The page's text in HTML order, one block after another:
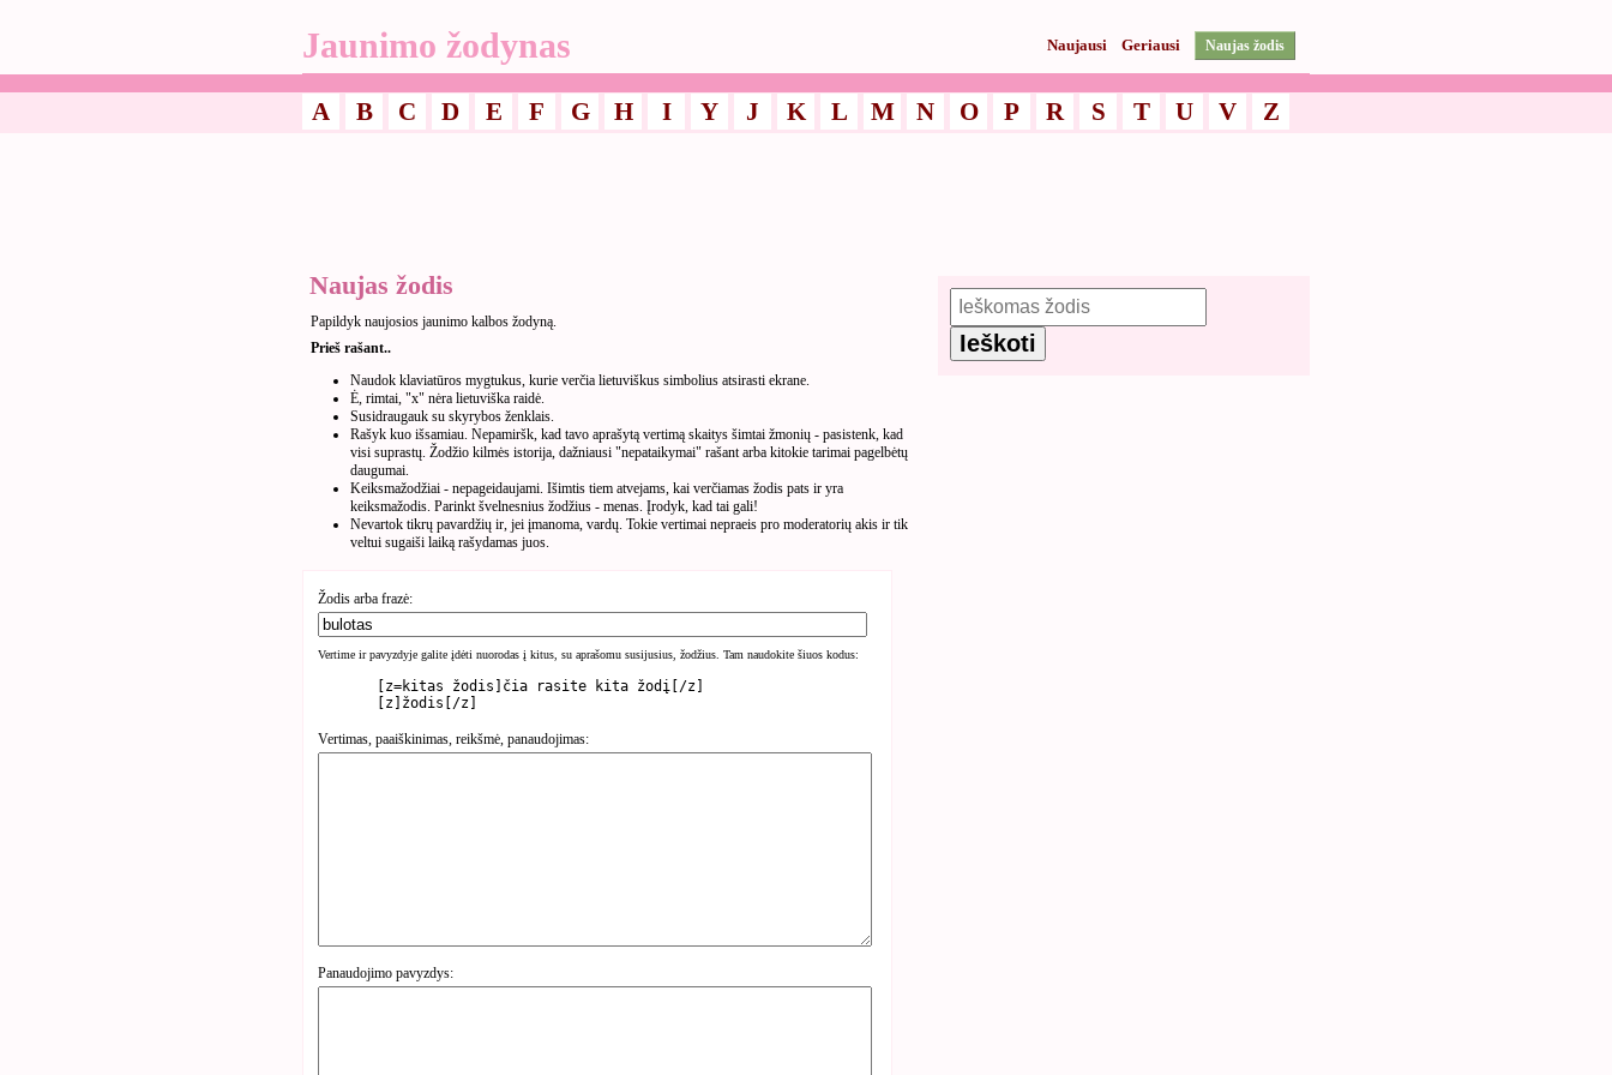
Jaunimo žodynas Naujausi Geriausi Naujas žodis
A B C D E F G H I Y J K L M N O P R S T U V Z
Naujas žodis
Papildyk naujosios jaunimo kalbos žodyną.
Prieš rašant..
Naudok klaviatūros mygtukus, kurie verčia lietuviškus simbolius atsirasti ekrane.
Ė, rimtai, "x" nėra lietuviška raidė.
Susidraugauk su skyrybos ženklais.
Rašyk kuo išsamiau. Nepamiršk, kad tavo aprašytą vertimą skaitys šimtai žmonių - pasistenk, kad
visi suprastų. Žodžio kilmės istorija, dažniausi "nepataikymai" rašant arba kitokie tarimai pagelbėtų
daugumai.
Keiksmažodžiai - nepageidaujami. Išimtis tiem atvejams, kai verčiamas žodis pats ir yra
keiksmažodis. Parinkt švelnesnius žodžius - menas. Įrodyk, kad tai gali!
Nevartok tikrų pavardžių ir, jei įmanoma, vardų. Tokie vertimai nepraeis pro moderatorių akis ir tik
veltui sugaiši laiką rašydamas juos.
Žodis arba frazė:
Vertime ir pavyzdyje galite įdėti nuorodas į kitus, su aprašomu susijusius, žodžius. Tam naudokite šiuos kodus:
Vertimas, paaiškinimas, reikšmė, panaudojimas:
Panaudojimo pavyzdys: